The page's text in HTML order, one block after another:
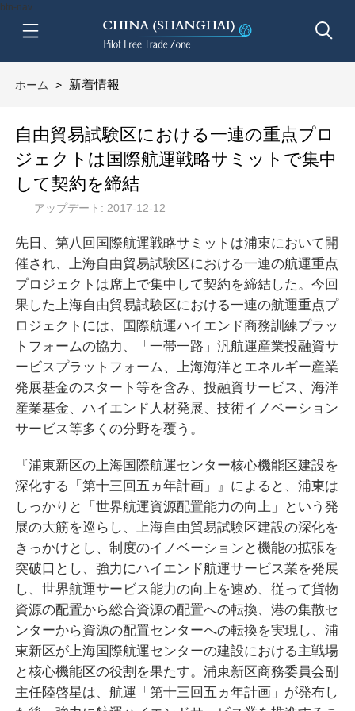
btn-nav
ホーム > 新着情報
自由貿易試験区における一連の重点プロ
ジェクトは国際航運戦略サミットで集中
して契約を締結
アップデート: 2017-12-12
先日、第八回国際航運戦略サミットは浦東において開
催され、上海自由貿易試験区における一連の航運重点
プロジェクトは席上で集中して契約を締結した。今回
果した上海自由貿易試験区における一連の航運重点プ
ロジェクトには、国際航運ハイエンド商務訓練プラッ
トフォームの協力、「一帯一路」汎航運産業投融資サ
ービスプラットフォーム、上海海洋とエネルギー産業
発展基金のスタート等を含み、投融資サービス、海洋
産業基金、ハイエンド人材発展、技術イノベーション
サービス等多くの分野を覆う。
『浦東新区の上海国際航運センター核心機能区建設を
深化する「第十三回五ヵ年計画」』によると、浦東は
しっかりと「世界航運資源配置能力の向上」という発
展の大筋を巡らし、上海自由貿易試験区建設の深化を
きっかけとし、制度のイノベーションと機能の拡張を
突破口とし、強力にハイエンド航運サービス業を発展
し、世界航運サービス能力の向上を速め、従って貨物
資源の配置から総合資源の配置への転換、港の集散セ
ンターから資源の配置センターへの転換を実現し、浦
東新区が上海国際航運センターの建設における主戦場
と核心機能区の役割を果たす。浦東新区商務委員会副
主任陸啓星は、航運「第十三回五ヵ年計画」が発布し